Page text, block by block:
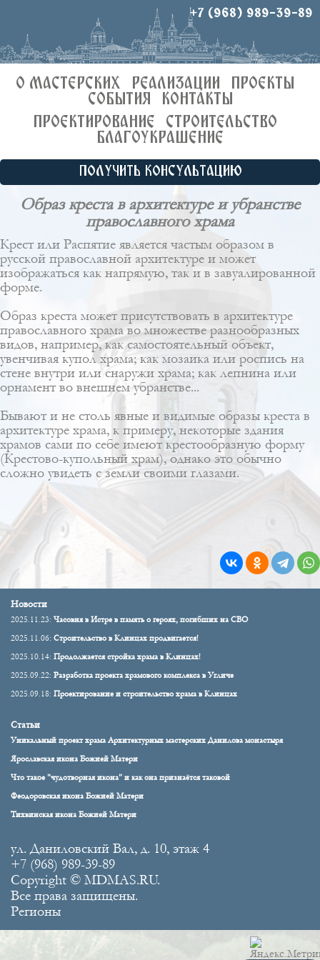
+7 (968) 989-39-89
О МАСТЕРСКИХ РЕАЛИЗАЦИИ
ПРОЕКТЫ
СОБЫТИЯ
КОНТАКТЫ
ПРОЕКТИРОВАНИЕ
СТРОИТЕЛЬСТВО
БЛАГОУКРАШЕНИЕ
ПОЛУЧИТЬ КОНСУЛЬТАЦИЮ
Образ креста в архитектуре и убранстве
православного храма
Крест или Распятие является частым образом в
русской православной архитектуре и может
изображаться как напрямую, так и в завуалированной
форме.
Образ креста может присутствовать в архитектуре
православного храма во множестве разнообразных
видов, например, как самостоятельный объект,
увенчивая купол храма; как мозаика или роспись на
стене внутри или снаружи храма; как лепнина или
орнамент во внешнем убранстве...
Бывают и не столь явные и видимые образы креста в
архитектуре храма, к примеру, некоторые здания
храмов сами по себе имеют крестообразную форму
(Крестово-купольный храм), однако это обычно
сложно увидеть с земли своими глазами.
Новости
2025.11.23: Часовня в Истре в память о героях, погибших на СВО
2025.11.06: Строительство в Клинцах продвигается!
2025.10.14: Продолжается стройка храма в Клинцах!
2025.09.22: Разработка проекта храмового комплекса в Угличе
2025.09.18: Проектирование и строительство храма в Клинцах
Статьи
Уникальный проект храма Архитектурных мастерских Данилова монастыря
Ярославская икона Божией Матери
Что такое "чудотворная икона" и как она признаётся таковой
Феодоровская икона Божией Матери
Тихвинская икона Божией Матери
ул. Даниловский Вал, д. 10, этаж 4
+7 (968) 989-39-89
Copyright © MDMAS.RU.
Все права защищены.
Регионы